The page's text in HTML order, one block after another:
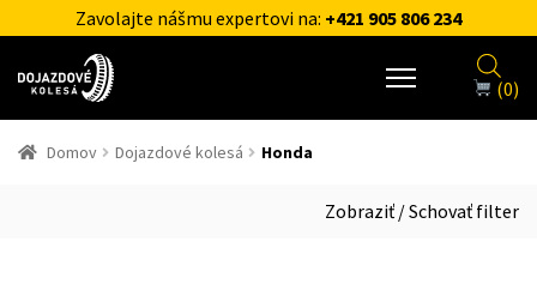
Zavolajte nášmu expertovi na: +421 905 806 234
(0)
Domov Dojazdové kolesá Honda
Zobraziť / Schovať filter